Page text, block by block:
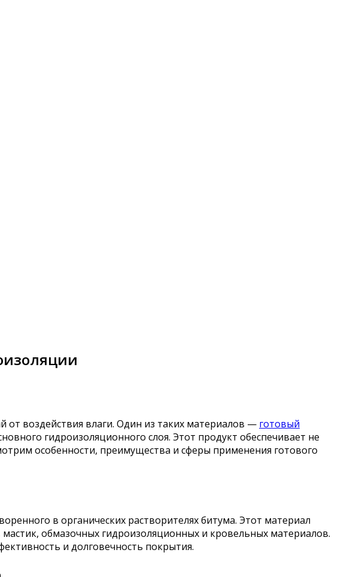
воздействия влаги. Один из таких материалов — готовый
гидроизоляционного слоя. Этот продукт обеспечивает не
особенности, преимущества и сферы применения готового
в органических растворителях битума. Этот материал
обмазочных гидроизоляционных и кровельных материалов.
и долговечность покрытия.